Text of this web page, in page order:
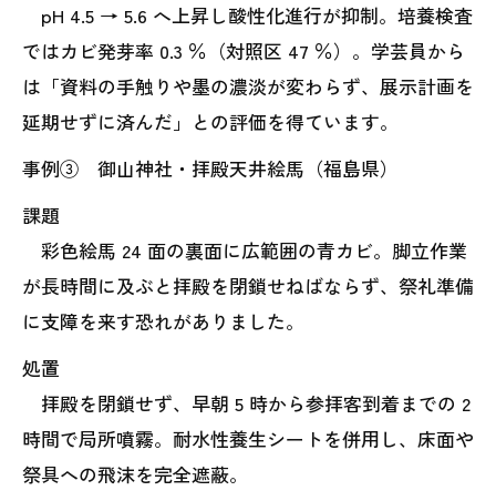
pH 4.5 → 5.6 へ上昇し酸性化進行が抑制。培養検査
ではカビ発芽率 0.3 ％（対照区 47 ％）。学芸員から
は「資料の手触りや墨の濃淡が変わらず、展示計画を
延期せずに済んだ」との評価を得ています。
事例③ 御山神社・拝殿天井絵馬（福島県）
課題
彩色絵馬 24 面の裏面に広範囲の青カビ。脚立作業
が長時間に及ぶと拝殿を閉鎖せねばならず、祭礼準備
に支障を来す恐れがありました。
処置
拝殿を閉鎖せず、早朝 5 時から参拝客到着までの 2
時間で局所噴霧。耐水性養生シートを併用し、床面や
祭具への飛沫を完全遮蔽。